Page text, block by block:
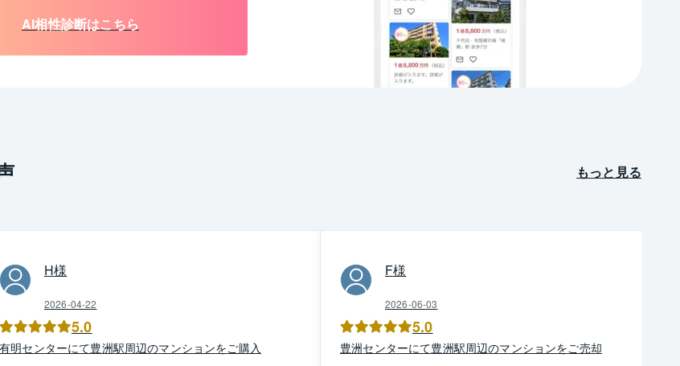
AI相性診断はこちら
もっと見る
H様
2026-04-22
5.0
有明センターにて豊洲駅周辺のマンションをご購入
F様
2026-06-03
5.0
豊洲センターにて豊洲駅周辺のマンションをご売却